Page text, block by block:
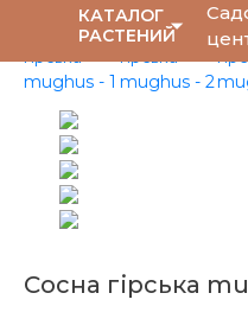
КАТАЛОГ
РАСТЕНИЙ
Сосна гірська